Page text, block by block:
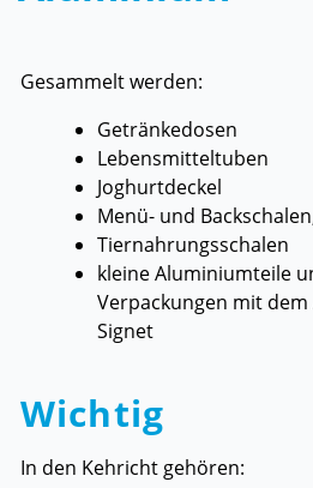
Gesammelt werden:
Getränkedosen
Lebensmitteltuben
Joghurtdeckel
Menü- und
Tiernahrungsschalen
kleine Aluminiumteile
Verpackungen mit
Signet
Wichtig
In den Kehricht gehören: